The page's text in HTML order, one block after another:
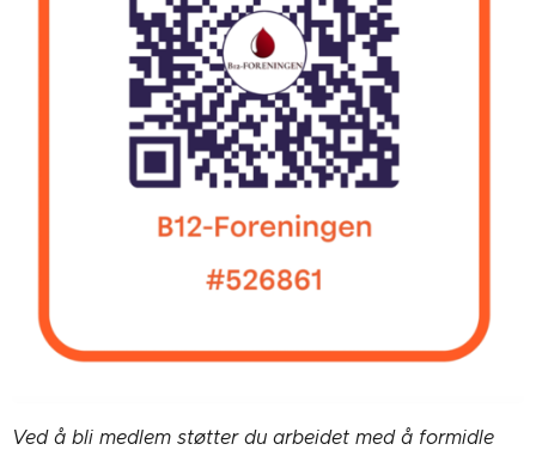
Ved å bli medlem støtter du arbeidet med å formidle